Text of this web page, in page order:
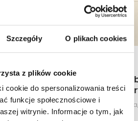
Szczegóły O plikach cookies
z plików cookie
cookie do spersonalizowania treści
funkcje społecznościowe i
witrynie. Informacje o tym, jak
Space
(gresowy),
Tubądzin
Płytka